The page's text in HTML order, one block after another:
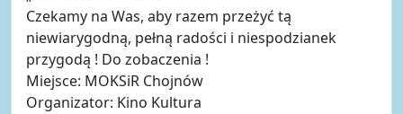
Czekamy na Was, aby razem przeżyć tą
niewiarygodną, pełną radości i niespodzianek
przygodą ! Do zobaczenia !
Miejsce: MOKSiR Chojnów
Organizator: Kino Kultura